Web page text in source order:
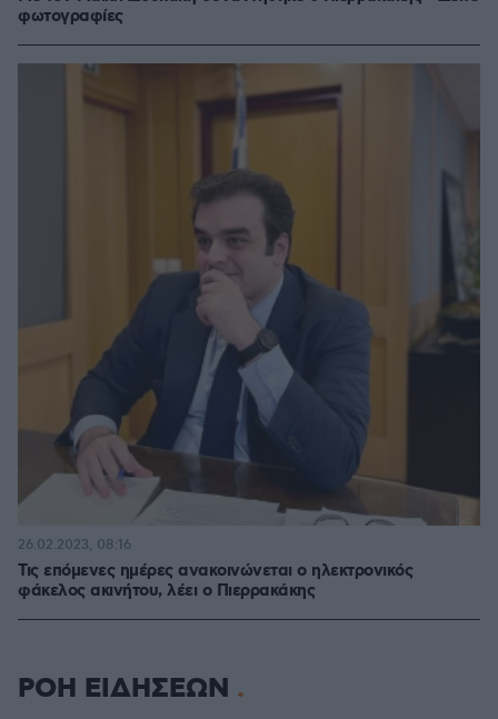
φωτογραφίες
Τις επόμενες ημέρες ανακοινώνεται ο ηλεκτρονικός
φάκελος ακινήτου, λέει ο Πιερρακάκης
26.02.2023, 08:16
ΡΟΗ ΕΙΔΗΣΕΩΝ